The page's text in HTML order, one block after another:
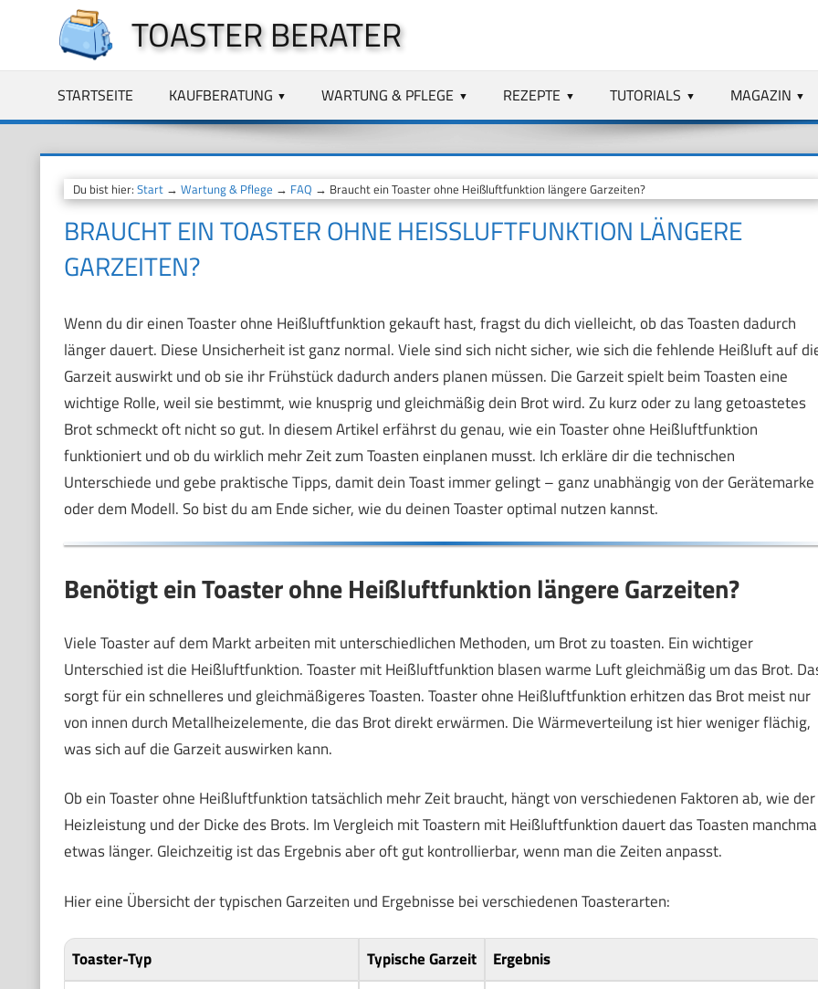
springen
TOASTER BERATER
STARTSEITE KAUFBERATUNG WARTUNG & PFLEGE REZEPTE TUTORIALS MAGAZIN
Du bist hier: Start→ Wartung & Pflege → FAQ → Braucht ein Toaster ohne Heißluftfunktion längere Garzeiten?
BRAUCHT EIN TOASTER OHNE HEISSLUFTFUNKTION LÄNGERE G
ARZEITEN?
Wenn du dir einen Toaster ohne Heißluftfunktion gekauft hast, fragst du dich vielleicht, ob das Toasten dadurch
länger dauert. Diese Unsicherheit ist ganz normal. Viele sind sich nicht sicher, wie sich die fehlende Heißluft auf
Garzeit auswirkt und ob sie ihr Frühstück dadurch anders planen müssen. Die Garzeit spielt beim Toasten eine
wichtige Rolle, weil sie bestimmt, wie knusprig und gleichmäßig dein Brot wird. Zu kurz oder zu lang getoastetes
Brot schmeckt oft nicht so gut. In diesem Artikel erfährst du genau, wie ein Toaster ohne Heißluftfunktion
funktioniert und ob du wirklich mehr Zeit zum Toasten einplanen musst. Ich erkläre dir die technischen
Unterschiede und gebe praktische Tipps, damit dein Toast immer gelingt – ganz unabhängig von der Gerätemarke
oder dem Modell. So bist du am Ende sicher, wie du deinen Toaster optimal nutzen kannst.
Benötigt ein Toaster ohne Heißluftfunktion längere Garzeiten?
Viele Toaster auf dem Markt arbeiten mit unterschiedlichen Methoden, um Brot zu toasten. Ein wichtiger
Unterschied ist die Heißluftfunktion. Toaster mit Heißluftfunktion blasen warme Luft gleichmäßig um das Brot.
sorgt für ein schnelleres und gleichmäßigeres Toasten. Toaster ohne Heißluftfunktion erhitzen das Brot meist nur
von innen durch Metallheizelemente, die das Brot direkt erwärmen. Die Wärmeverteilung ist hier weniger flächig,
was sich auf die Garzeit auswirken kann.
Ob ein Toaster ohne Heißluftfunktion tatsächlich mehr Zeit braucht, hängt von verschiedenen Faktoren ab, wie der
Heizleistung und der Dicke des Brots. Im Vergleich mit Toastern mit Heißluftfunktion dauert das Toasten
etwas länger. Gleichzeitig ist das Ergebnis aber oft gut kontrollierbar, wenn man die Zeiten anpasst.
Hier eine Übersicht der typischen Garzeiten und Ergebnisse bei verschiedenen Toasterarten:
Toaster-Typ Typische Garzeit
Ergebnis